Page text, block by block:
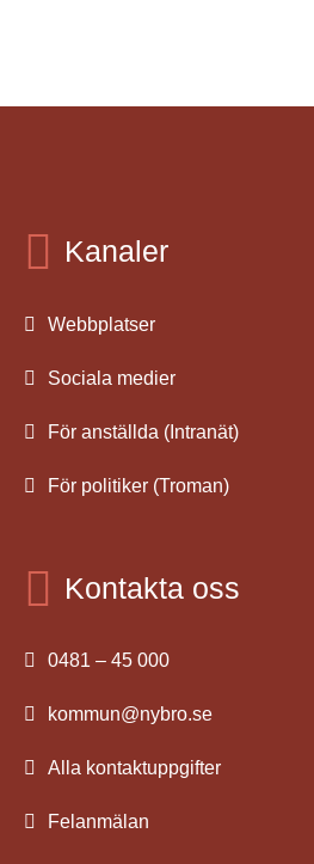
Kanaler
Webbplatser
Sociala medier
För anställda (Intranät)
För politiker (Troman)
Kontakta oss
0481 – 45 000
kommun@nybro.se
Alla kontaktuppgifter
Felanmälan